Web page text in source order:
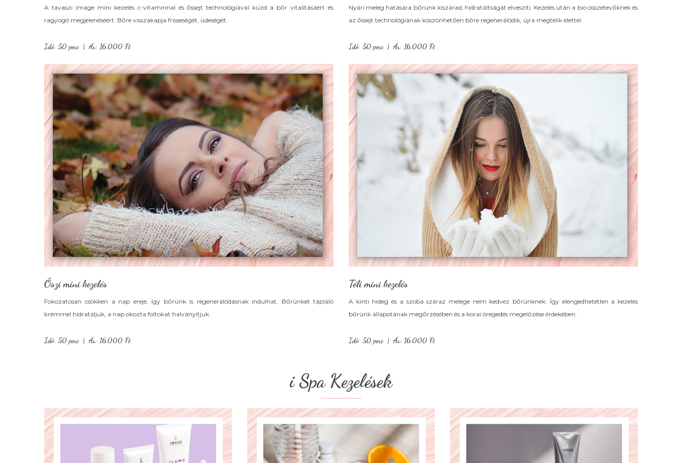
A tavaszi image mini kezelés c-vitaminnal és őssejt technológiával küzd a bőr vitalitásáért és
ragyogó megjelenéséért. Bőre visszakapja frisseségét, üdeségét.
Idő: 50 perc | Ár: 16.000 Ft
Nyári meleg hatására bőrünk kiszárad, hidratáltságát elveszíti. Kezelés után a bio összetevőknek és
az őssejt technológiának köszönhetően bőre regenerálódik, újra megtelik élettel.
Idő: 50 perc | Ár: 16.000 Ft
Őszi mini kezelés
Fokozatosan csökken a nap ereje, így bőrünk is regenerálódásnak indulhat. Bőrünket tápláló
krémmel hidratáljuk, a nap okozta foltokat halványítjuk.
Idő: 50 perc | Ár: 16.000 Ft
Téli mini kezelés
A kinti hideg és a szoba száraz melege nem kedvez bőrünknek. Így elengedhetetlen a kezelés
bőrünk állapotának megőrzésében és a korai öregedés megelőzése érdekében.
Idő: 50 perc | Ár: 16.000 Ft
i Spa Kezelések